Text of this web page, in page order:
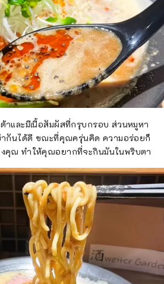
าและมีเนื้อสัมผัสที่กรุบกรอบ ส่วนหมูหา
ากันได้ดี ขณะที่คุณครุ่นคิด ความอร่อยก็
คุณ ทำให้คุณอยากที่จะกินมันในพริบตา